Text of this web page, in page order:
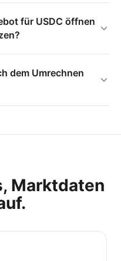
für USDC öffnen
dem Umrechnen
Marktdaten